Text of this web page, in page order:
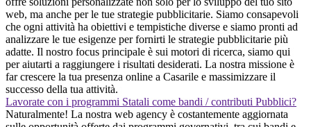
web, ma anche per le tue strategie pubblicitarie. Siamo consapevoli
che ogni attività ha obiettivi e tempistiche diverse e siamo pronti ad
analizzare le tue esigenze per fornirti le strategie pubblicitarie più
adatte. Il nostro focus principale è sui motori di ricerca, siamo qui
per aiutarti a raggiungere i risultati desiderati. La nostra missione è
far crescere la tua presenza online a Casarile e massimizzare il
successo della tua attività.
Lavorate con i programmi Statali come bandi / contributi Pubblici?
Naturalmente! La nostra web agency è costantemente aggiornata